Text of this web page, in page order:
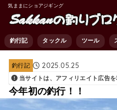
気ままにショアジギング
釣行記 タックル ツール
釣行記 2025.05.25
当サイトは、アフィリエイト広告
今年初の釣行！！